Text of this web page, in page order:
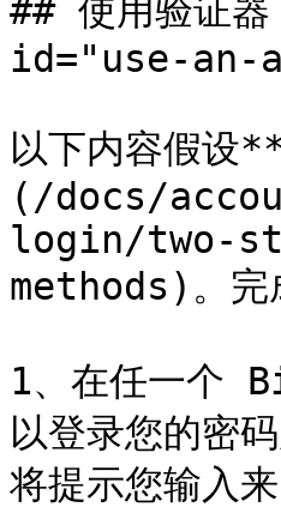
## 使用验证
id="use-an-
以下内容假设
(/docs/
login/two-
methods)。完
1、在任一个
以登录您的密
将提示您输入